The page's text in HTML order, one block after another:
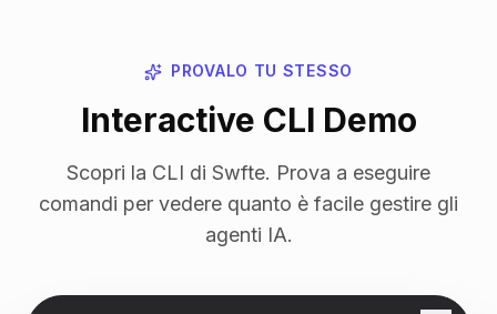
PROVALO TU STESSO
Interactive CLI Demo
Scopri la CLI di Swfte. Prova a eseguire
comandi per vedere quanto è facile gestire gli
agenti IA.